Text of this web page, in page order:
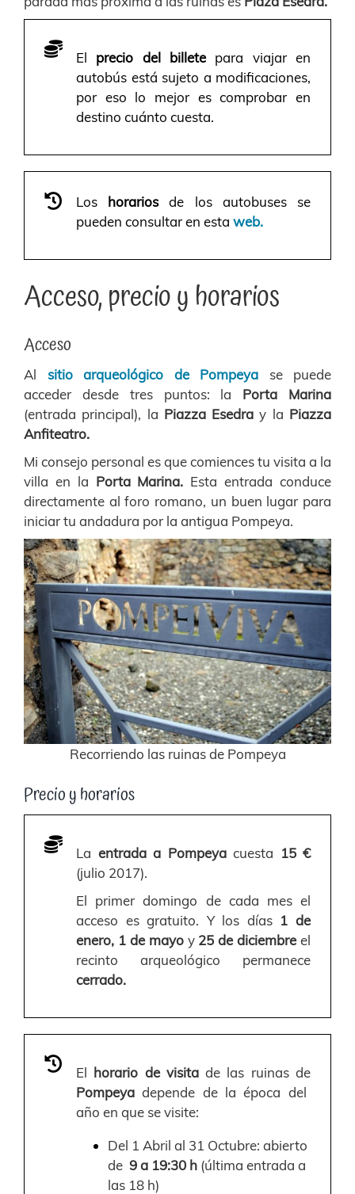
El precio del billetepara viajar en
autobús está sujeto a modificaciones,
por eso lo mejor es comprobar en
destino cuánto cuesta.
Los horariosde los autobuses se
pueden consultar en esta web.
Acceso, precio y horarios
Acceso
Al sitio arqueológico de Pompeya se puede
acceder desde tres puntos: la Porta Marina
(entrada principal), la Piazza Esedra y la Piazza
Anfiteatro.
Mi consejo personal es que comiences tu visita a la
villa en la Porta Marina. Esta entrada conduce
directamente al foro romano, un buen lugar para
iniciar tu andadura por la antigua Pompeya.
Recorriendo las ruinas de Pompeya
Precio y horarios
La entrada a Pompeyacuesta 15 €
(julio 2017).
El primer domingo de cada mes el
acceso es gratuito. Y los días 1 de
enero, 1 de mayoy 25 de diciembreel
recinto arqueológico permanece
cerrado.
El horario de visitade las ruinas de
Pompeya depende de la época del
año en que se visite:
Del 1 Abril al 31 Octubre: abierto
de 9 a 19:30 h (última entrada a
las 18 h)